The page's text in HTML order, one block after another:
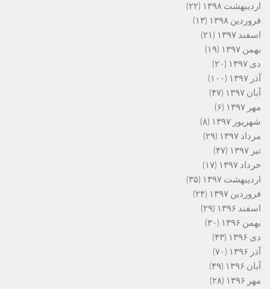
اردیبهشت ۱۳۹۸
(۲۲)
فروردین ۱۳۹۸
(۱۳)
اسفند ۱۳۹۷
(۲۱)
بهمن ۱۳۹۷
(۱۹)
دی ۱۳۹۷
(۲۰)
آذر ۱۳۹۷
(۱۰۰)
آبان ۱۳۹۷
(۴۷)
مهر ۱۳۹۷
(۶)
شهریور ۱۳۹۷
(۸)
مرداد ۱۳۹۷
(۲۹)
تیر ۱۳۹۷
(۴۷)
خرداد ۱۳۹۷
(۱۷)
اردیبهشت ۱۳۹۷
(۳۵)
فروردین ۱۳۹۷
(۲۴)
اسفند ۱۳۹۶
(۲۹)
بهمن ۱۳۹۶
(۳۰)
دی ۱۳۹۶
(۴۳)
آذر ۱۳۹۶
(۷۰)
آبان ۱۳۹۶
(۴۹)
مهر ۱۳۹۶
(۲۸)